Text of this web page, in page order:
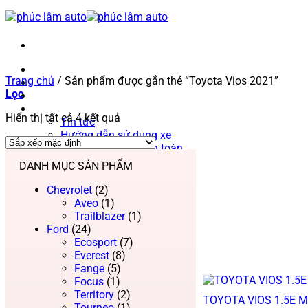
Phúc Lâm Auto
Tin tức
Hướng dẫn sử dụng xe
Hướng dẫn lái xe an toàn
Liên hệ
Trang chủ / Sản phẩm được gắn thẻ “Toyota Vios 2021”
Lọc
Hiển thị tất cả 4 kết quả
DANH MỤC SẢN PHẨM
Chevrolet (2)
Aveo (1)
Trailblazer (1)
Ford (24)
Ecosport (7)
Everest (8)
Fange (5)
Focus (1)
Territory (2)
TOYOTA VIOS 1.5E